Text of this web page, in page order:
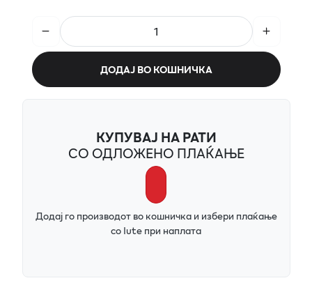
ДОДАЈ ВО КОШНИЧКА
КУПУВАЈ НА РАТИ
СО ОДЛОЖЕНО ПЛАЌАЊЕ
Додај го производот во кошничка и избери плаќање
со Iute при наплата